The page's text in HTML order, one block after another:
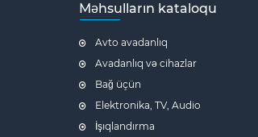
Məhsulların kataloqu
Avto avadanlıq
Avadanlıq və cihazlar
Bağ üçün
Elektronika, TV, Audio
İşıqlandırma